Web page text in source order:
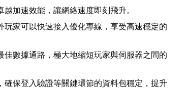
加速效能，讓網絡速度即刻飛升。
玩家可以快速接入優化專線，享受高速穩定的
佳數據通路，極大地縮短玩家與伺服器之間的
確保登入驗證等關鍵環節的資料包穩定，提升